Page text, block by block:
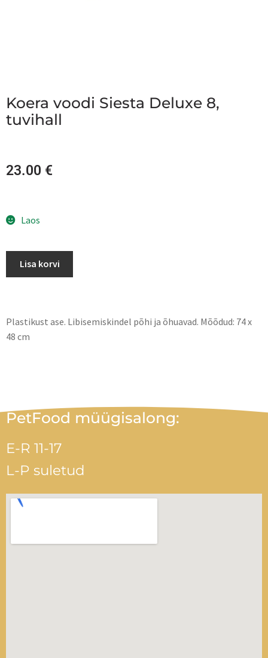
Koera voodi Siesta Deluxe 8,
tuvihall
23.00 €
Laos
Lisa korvi
Plastikust ase. Libisemiskindel põhi ja õhuavad. Mõõdud: 74 х
48 cm
PetFood müügisalong:
E-R 11-17
L-P suletud